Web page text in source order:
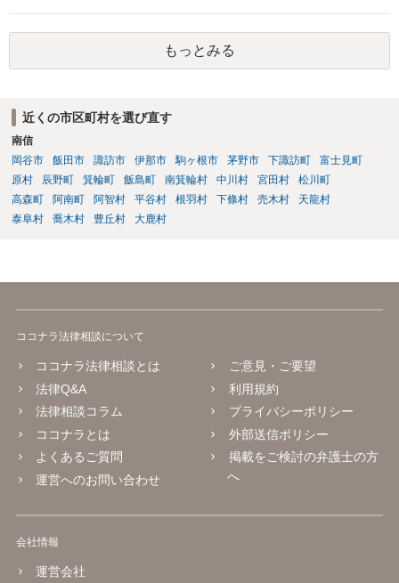
もっとみる
近くの市区町村を選び直す
南信
岡谷市
飯田市 諏訪市 伊那市 駒ヶ根市 茅野市 下諏訪町
富士見町
原村
辰野町 箕輪町 飯島町 南箕輪村 中川村 宮田村
松川町
高森町
阿南町 阿智村 平谷村 根羽村 下條村 売木村
天龍村
泰阜村
喬木村 豊丘村 大鹿村
ココナラ法律相談について
ココナラ法律相談とは
法律Q&A
法律相談コラム
ココナラとは
よくあるご質問
運営へのお問い合わせ
ご意見・ご要望
利用規約
プライバシーポリシー
外部送信ポリシー
掲載をご検討の弁護士の方
へ
会社情報
運営会社